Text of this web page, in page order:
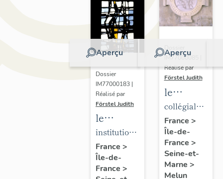
Aperçu
Dossier
IM77000183 |
Réalisé par
Förstel Judith
le
mobilier
de
l'Institution
Saint-
institution
Saint-
Aspais
France >
Île-de-
France >
Aperçu
IM77000085 |
Réalisé par
Förstel Judith
le
mobilier
de la
collégiale
Notre-
Dame
collégiale
Notre-
Dame
France >
Île-de-
France >
Seine-et-
Marne >
Melun